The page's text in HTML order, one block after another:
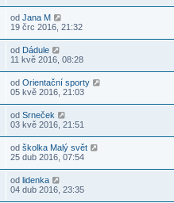
od Jana M
19 črc 2016, 21:32
od Dádule
11 kvě 2016, 08:28
od Orientační sporty
05 kvě 2016, 21:03
od Srneček
03 kvě 2016, 21:51
od školka Malý svět
25 dub 2016, 07:54
od lidenka
04 dub 2016, 23:35